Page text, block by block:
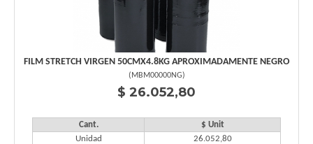
FILM STRETCH VIRGEN 50CMX4.8KG APROXIMADAMENTE NEGRO
(MBM00000NG)
$ 26.052,80
Cant.
$ Unit
Unidad
26.052,80